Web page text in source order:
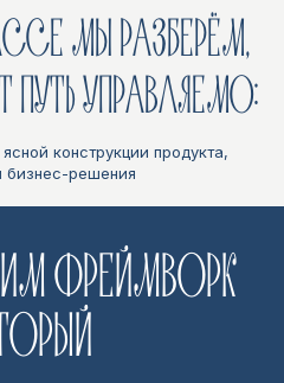
МЫ РАЗБЕРЁМ,
УПРАВЛЯЕМО:
конструкции продукта,
бизнес-решения